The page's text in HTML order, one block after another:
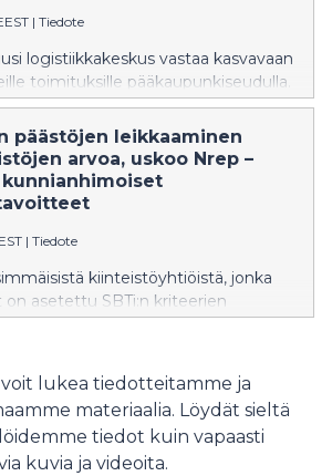
ympäristöön Pohjois-
markkinoilla.
| Tiedote
logistiikkakeskus vastaa kasvavaan
toimituksille pääkaupunkiseudulla.
strategisella sijainnilla
on Express-alan
Hanke on toteutettu
rakentamisen periaatteita
päästöjen leikkaaminen
arvoa, uskoo Nrep –
| Tiedote
kiinteistöyhtiöistä, jonka
asetettu SBTi:n kriteerien
puolittaa Nrepin käytönaikaiset
lukea tiedotteitamme ja
materiaalia. Löydät sieltä
tiedot kuin vapaasti
kuvia ja videoita.